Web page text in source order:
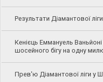
Результати Діамантової
Кенієць Еммануель
шосейного бігу на одну
Прев'ю Діамантової ліги у